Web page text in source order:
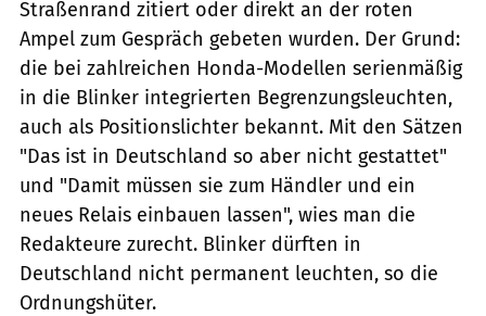
Straßenrand zitiert oder direkt an der roten
Ampel zum Gespräch gebeten wurden. Der Grund:
die bei zahlreichen Honda-Modellen serienmäßig
in die Blinker integrierten Begrenzungsleuchten,
auch als Positionslichter bekannt. Mit den Sätzen
"Das ist in Deutschland so aber nicht gestattet"
und "Damit müssen sie zum Händler und ein
neues Relais einbauen lassen", wies man die
Redakteure zurecht. Blinker dürften in
Deutschland nicht permanent leuchten, so die
Ordnungshüter.